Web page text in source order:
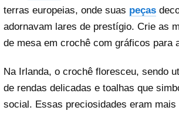
terras europeias, onde suas peças
adornavam lares de prestígio. Crie as
de mesa em crochê com gráficos para
Na Irlanda, o crochê floresceu, sendo
de rendas delicadas e toalhas que
social. Essas preciosidades eram mais